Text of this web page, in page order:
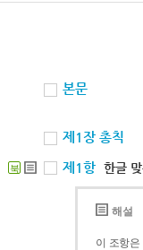
본문
제1장 총칙
북 제1항 한글
해설
이 조항은